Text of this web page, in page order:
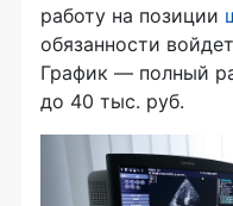
работу на позиции
обязанности
График — полный
до 40 тыс. руб.